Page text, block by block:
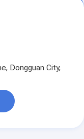
Dongguan City,